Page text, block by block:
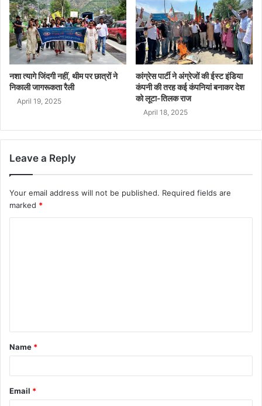
नशा त्यागे जिंदगी नहीं, थीम पर छात्रों ने
निकाली जागरूकता रैली
April 19, 2025
कांग्रेस पार्टी ने अंग्रेजों की ईस्ट इंडिया
कंपनी की तरह कई कंपनियां बनाकर देश
को लूटा-तिलक राज
April 18, 2025
Leave a Reply
Your email address will not be published. Required fields are
marked *
Name *
Email *